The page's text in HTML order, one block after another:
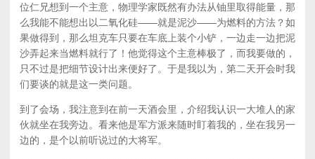
位仁兄想到一个主意，物理学家既然有办法从铀里取得能量，那
么我能不能想出以二氧化硅——就是泥沙——为燃料的方法？如
果做得到，那么坦克车只要在车底上装个小铲，一边走一边把泥
沙弄起来当燃料就行了！他觉得这个主意棒极了，而我要做的，
只不过是把细节设计出来便好了。于是我以为，第二天开会时我
们要谈的就是这一类问题。
到了会场，我注意到在前一天酒会里，介绍我认识一大堆人的家
伙就坐在我旁边。看来他是军方派来随时盯着我的，坐在我另一
边的，是个以前听说过的大将军。